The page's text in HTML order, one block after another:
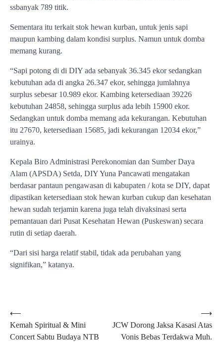
ssbanyak 789 titik.
Sementara itu terkait stok hewan kurban, untuk jenis sapi
maupun kambing dalam kondisi surplus. Namun untuk domba
memang kurang.
“Sapi potong di di DIY ada sebanyak 36.345 ekor sedangkan
kebutuhan ada di angka 26.347 ekor, sehingga jumlahnya
surplus sebesar 10.989 ekor. Kambing ketersediaan 39226
kebutuhan 24858, sehingga surplus ada lebih 15900 ekor.
Sedangkan untuk domba memang ada kekurangan. Kebutuhan
itu 27670, ketersediaan 15685, jadi kekurangan 12034 ekor,”
urainya.
Kepala Biro Administrasi Perekonomian dan Sumber Daya
Alam (APSDA) Setda, DIY Yuna Pancawati mengatakan
berdasar pantaun pengawasan di kabupaten / kota se DIY, dapat
dipastikan ketersediaan stok hewan kurban cukup dan kesehatan
hewan sudah terjamin karena juga telah divaksinasi serta
pemantauan dari Pusat Kesehatan Hewan (Puskeswan) secara
rutin di setiap daerah.
“Dari sisi harga relatif stabil, tidak ada perubahan yang
signifikan,” katanya.
Navigasi
pos
⟵
Kemah Spiritual & Mini
Concert Sabtu Budaya NTB
JCW Dorong Jaksa Kasasi Atas
Vonis Bebas Terdakwa Muh.
⟶